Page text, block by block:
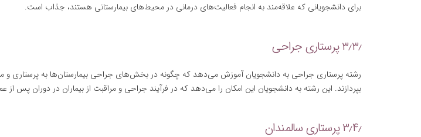
برای دانشجویانی که علاقه‌مند به انجام فعالیت‌های درمانی در محیط‌های بیمارستانی هستند، جذاب است.
۳٫۳٫ پرستاری جراحی
رشته پرستاری جراحی به دانشجویان آموزش می‌دهد که چگونه در بخش‌های جراحی بیمارستان‌ها به پرستاری و
بپردازند. این رشته به دانشجویان این امکان را می‌دهد که در فرآیند جراحی و مراقبت از بیماران در دوران پس
۳٫۴٫ پرستاری سالمندان